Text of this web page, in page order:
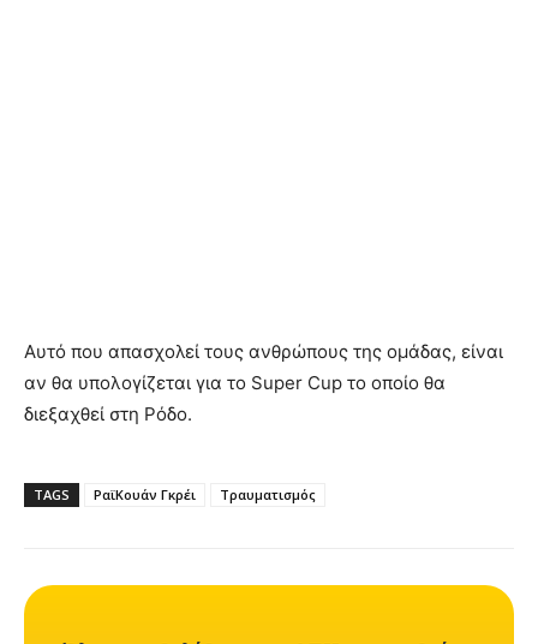
Αυτό που απασχολεί τους ανθρώπους της ομάδας, είναι
αν θα υπολογίζεται για το Super Cup το οποίο θα
διεξαχθεί στη Ρόδο.
TAGS ΡαϊΚουάν Γκρέι Τραυματισμός